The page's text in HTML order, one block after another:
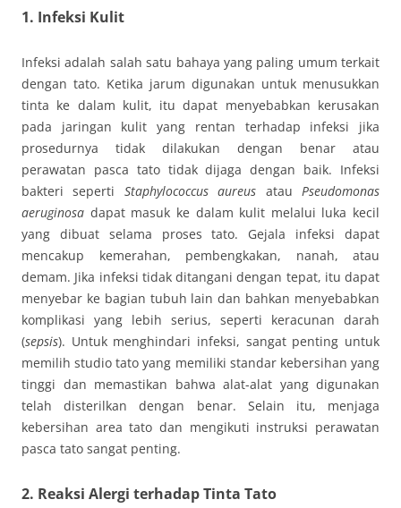
1. Infeksi Kulit
Infeksi adalah salah satu bahaya yang paling umum terkait
dengan tato. Ketika jarum digunakan untuk menusukkan
tinta ke dalam kulit, itu dapat menyebabkan kerusakan
pada jaringan kulit yang rentan terhadap infeksi jika
prosedurnya tidak dilakukan dengan benar atau
perawatan pasca tato tidak dijaga dengan baik. Infeksi
bakteri seperti Staphylococcus aureus atauPseudomonas
aeruginosa dapat masuk ke dalam kulit melalui luka kecil
yang dibuat selama proses tato. Gejala infeksi dapat
mencakup kemerahan, pembengkakan, nanah, atau
demam. Jika infeksi tidak ditangani dengan tepat, itu dapat
menyebar ke bagian tubuh lain dan bahkan menyebabkan
komplikasi yang lebih serius, seperti keracunan darah
(sepsis). Untuk menghindari infeksi, sangat penting untuk
memilih studio tato yang memiliki standar kebersihan yang
tinggi dan memastikan bahwa alat-alat yang digunakan
telah disterilkan dengan benar. Selain itu, menjaga
kebersihan area tato dan mengikuti instruksi perawatan
pasca tato sangat penting.
2. Reaksi Alergi terhadap Tinta Tato